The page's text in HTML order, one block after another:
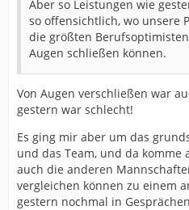
Aber so Leistungen wie
so offensichtlich, wo unsere
die größten
Augen schließen können.
Von Augen verschließen war
gestern war schlecht!
Es ging mir aber um das
und das Team, und da komme
auch die anderen
vergleichen können zu einem
gestern nochmal in